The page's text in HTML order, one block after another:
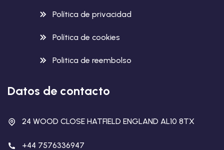
Política de privacidad
Política de cookies
Politica de reembolso
Datos de contacto
24 WOOD CLOSE HATFIELD ENGLAND AL10 8TX
+44 7576336947